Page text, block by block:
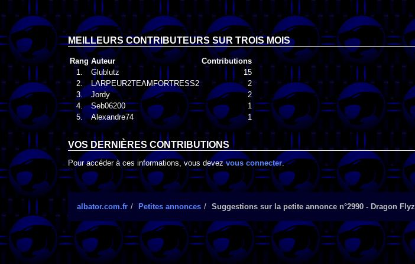
MEILLEURS CONTRIBUTEURS SUR TROIS MOIS
Rang Auteur
Contributions
1.
Glublutz
15
2.
LARPEUR2TEAMFORTRESS2
2
3.
Jordy
2
4.
Seb06200
1
5.
Alexandre74 1
VOS DERNIÈRES CONTRIBUTIONS
Pour accéder à ces informations, vous devezvous connecter.
albator.com.fr Petites annonces Suggestions sur la petite annonce n°2990 - Dragon Flyz